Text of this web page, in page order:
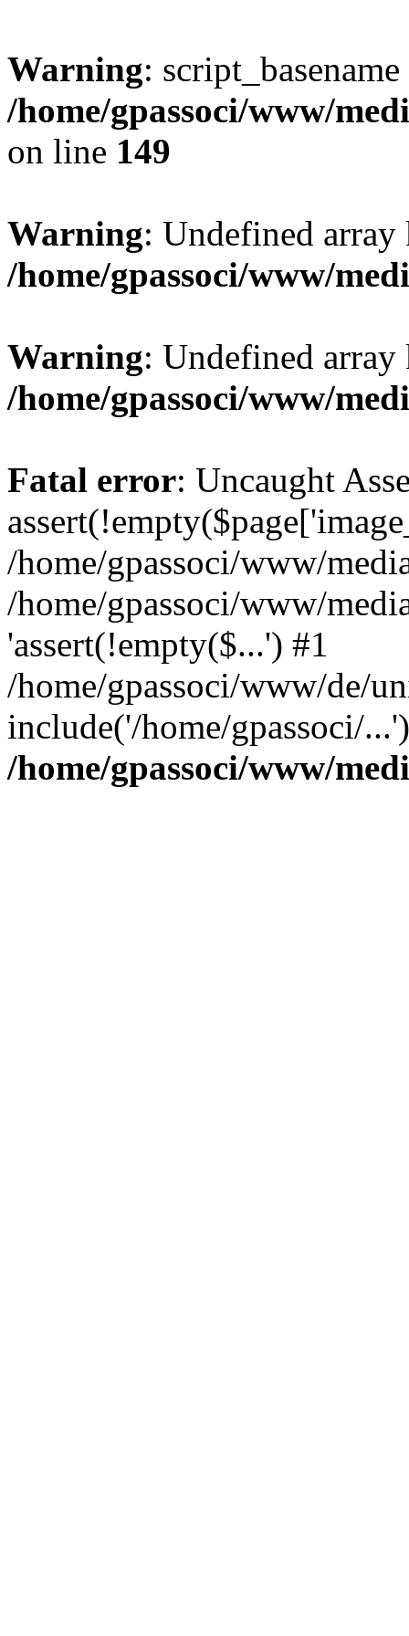
Warning:
/home/gpassoci/www/
on line 149
Warning: Undefined
/home/gpassoci/www/
Warning: Undefined
/home/gpassoci/www/
Fatal error: Uncaught
/home/gpassoci/www/
/home/gpassoci/www/
'assert(!empty($...') #1
/home/gpassoci/www/de/
include('/home/gpassoci/
/home/gpassoci/www/